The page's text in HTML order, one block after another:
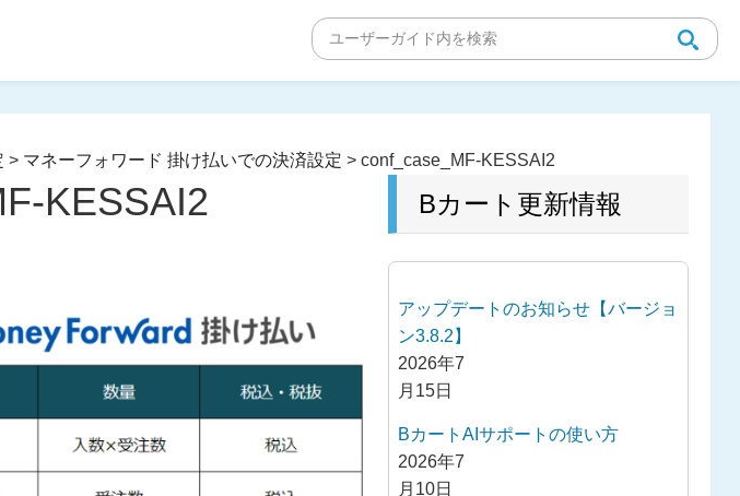
> マネーフォワード 掛け払いでの決済設定 >conf_case_MF-KESSAI2
KESSAI2 Bカート更新情報
アップデートのお知らせ【バージョ
ン3.8.2】
2026年7
月15日
BカートAIサポートの使い方
2026年7
月10日